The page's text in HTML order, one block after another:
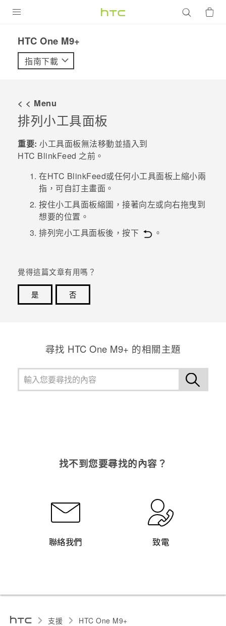
VIVE
配件
優惠專區
焦點訊息
校園專案
企業採購
銷售門市
銷售通路
支援服務
HTC One M9+‎
指南下載
< < Menu
排列小工具面板
重要: 小工具面板無法移動並插入到
HTC BlinkFeed 之前。
在HTC BlinkFeed或任何小工具面板上縮小兩
指，可自訂主畫面 。
按住小工具面板縮圖，接著向左或向右拖曳到
想要的位置。
排列完小工具面板後，按下
。
覺得這篇文章有用嗎？
是
否
尋找 HTC One M9+ 的相關主題
找不到您要尋找的內容？
聯絡我們 致電
支援 HTC One M9+‎